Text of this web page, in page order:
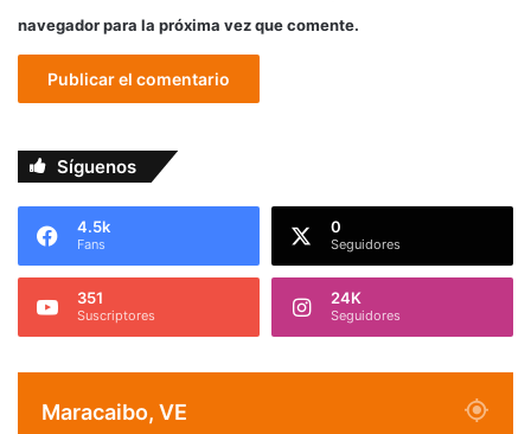
navegador para la próxima vez que comente.
Síguenos
4.5k
Fans
0
Seguidores
351
Suscriptores
24K
Seguidores
Maracaibo, VE